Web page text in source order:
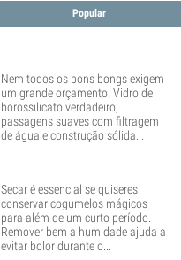
Popular
Nem todos os bons bongs exigem
um grande orçamento. Vidro de
borossilicato verdadeiro,
passagens suaves com filtragem
de água e construção sólida...
Secar é essencial se quiseres
conservar cogumelos mágicos
para além de um curto período.
Remover bem a humidade ajuda a
evitar bolor durante o...